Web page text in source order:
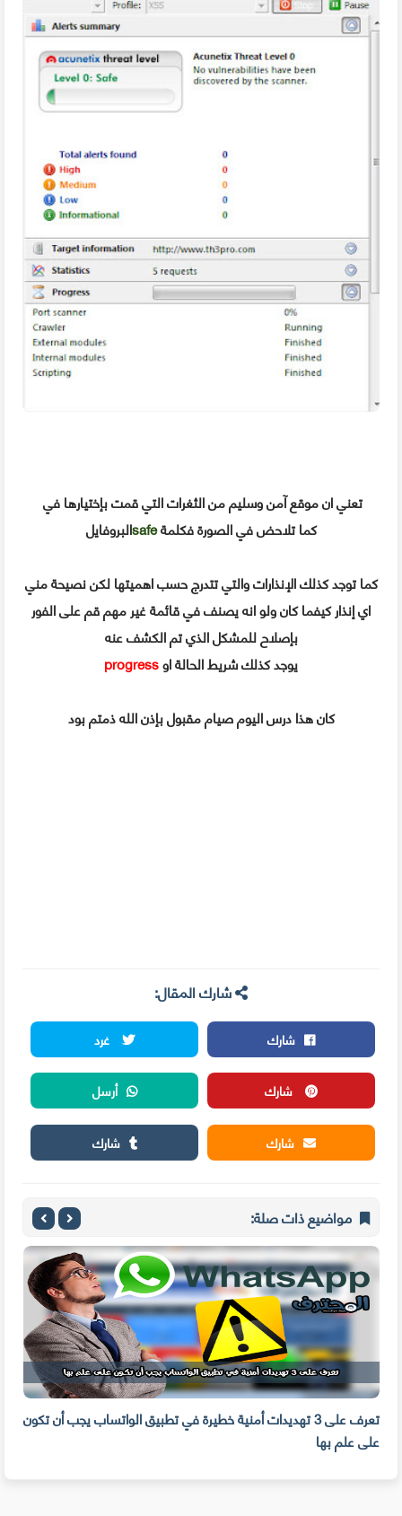
البروفايلsafeكما تلاحض في الصورة فكلمة
كما توجد كذلك الإنذارات والتي تتدرج حسب اهميتها لكن نصيحة مني
اي إنذار كيفما كان ولو انه يصنف في قائمة غير مهم قم على الفور
بإصلاح للمشكل الذي تم الكشف عنه
progressيوجد كذلك شريط الحالة او
كان هذا درس اليوم صيام مقبول بإذن الله ذمتم بود
شارك المقال:
شارك
غرد
شارك
أرسل
شارك
شارك
مواضيع ذات صلة:
تعرف على 3 تهديدات أمنية خطيرة في تطبيق الواتساب يجب أن تكون
على علم بها